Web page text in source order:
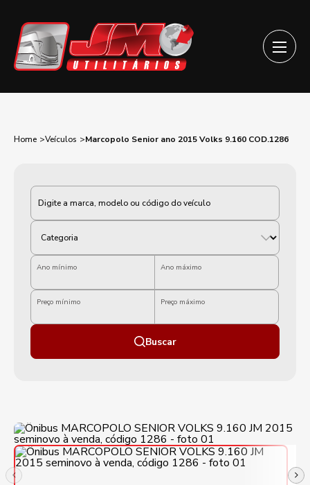
Home Veículos Marcopolo Senior ano 2015 Volks 9.160 COD.1286
Categoria
Ano mínimo Ano máximo
Preço mínimo Preço máximo
Buscar